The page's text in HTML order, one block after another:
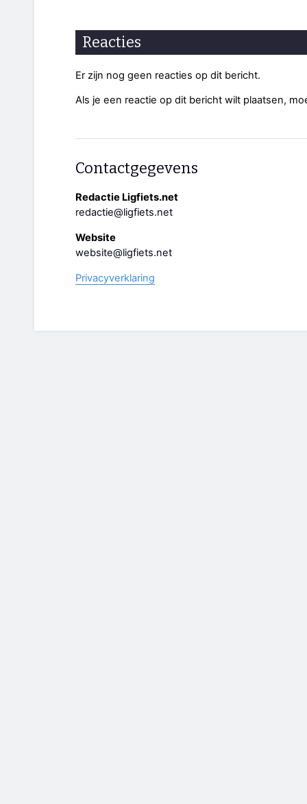
Reacties
Er zijn nog geen reacties op dit bericht.
Als je een reactie op dit bericht wilt plaatsen,
Contactgegevens
Redactie Ligfiets.net
redactie@ligfiets.net
Website
website@ligfiets.net
Privacyverklaring